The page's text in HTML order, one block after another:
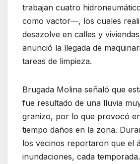
trabajan cuatro
como vactor—, los cuales
desazolve en calles y
anunció la llegada de
tareas de limpieza.
Brugada Molina señaló que
fue resultado de una lluvia
granizo, por lo que provocó
tiempo daños en la zona.
los vecinos reportaron que el
inundaciones, cada temporada.